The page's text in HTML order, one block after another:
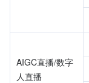
AIGC直播/数字
人直播